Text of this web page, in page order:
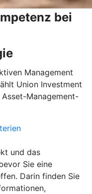
bei
Management
Union Investment
Management-
und das
Sie eine
Darin finden Sie